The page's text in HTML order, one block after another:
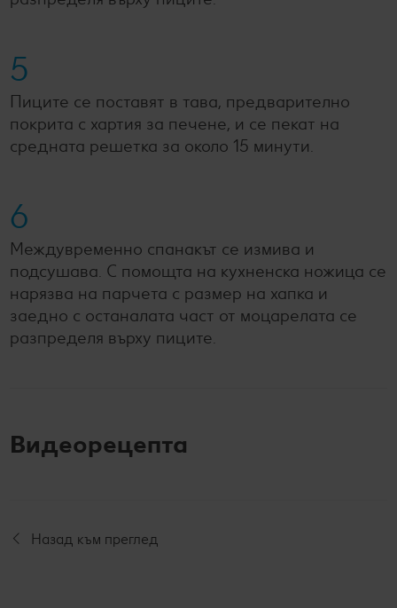
5
Пиците се поставят в тава, предварително
покрита с хартия за печене, и се пекат на
средната решетка за около 15 минути.
6
Междувременно спанакът се измива и
подсушава. С помощта на кухненска ножица се
нарязва на парчета с размер на хапка и
заедно с останалата част от моцарелата се
разпределя върху пиците.
Видеорецепта
Назад към преглед